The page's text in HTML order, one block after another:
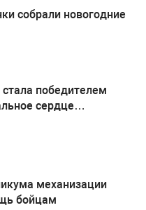
собрали новогодние
победителем
сердце
механизации
бойцам